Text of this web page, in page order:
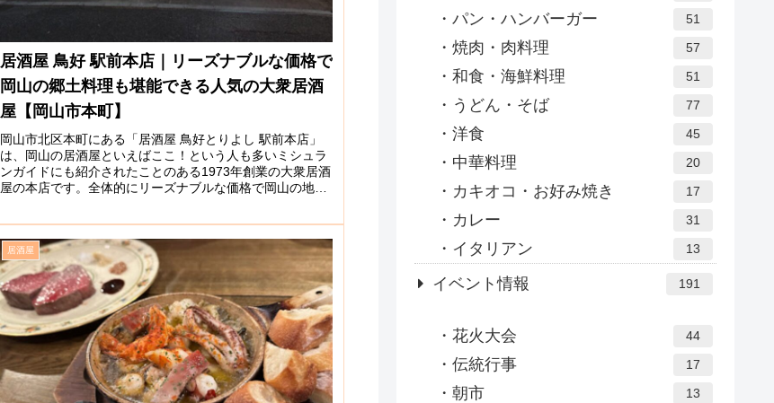
居酒屋 鳥好 駅前本店｜リーズナブルな価格で
岡山の郷土料理も堪能できる人気の大衆居酒
屋【岡山市本町】
岡山市北区本町にある「居酒屋 鳥好とりよし 駅前本店」
は、岡山の居酒屋といえばここ！という人も多いミシュラ
ンガイドにも紹介されたことのある1973年創業の大衆居酒
屋の本店です。全体的にリーズナブルな価格で岡山の地物
居酒屋
パン・ハンバーガー 51
焼肉・肉料理 57
和食・海鮮料理 51
うどん・そば 77
洋食 45
中華料理 20
カキオコ・お好み焼き 17
カレー 31
イタリアン 13
イベント情報 191
花火大会 44
伝統行事 17
朝市 13